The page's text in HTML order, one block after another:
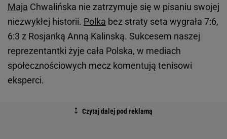
Maja Chwalińska nie zatrzymuje się w pisaniu swojej
niezwykłej historii. Polka bez straty seta wygrała 7:6,
6:3 z Rosjanką Anną Kalinską. Sukcesem naszej
reprezentantki żyje cała Polska, w mediach
społecznościowych mecz komentują tenisowi
eksperci.